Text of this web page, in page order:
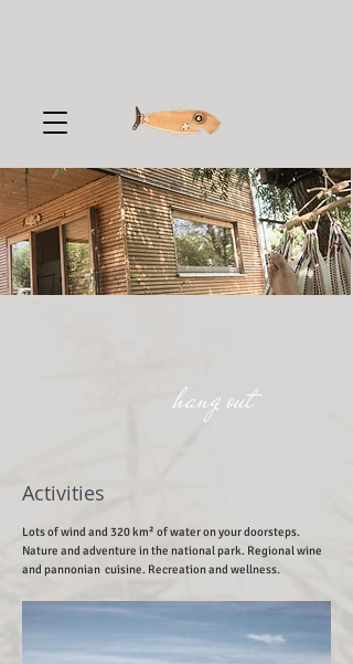
hang out
Activities
Lots of wind and 320 km² of water on your doorsteps.
Nature and adventure in the national park. Regional wine
and pannonian cuisine. Recreation and wellness.